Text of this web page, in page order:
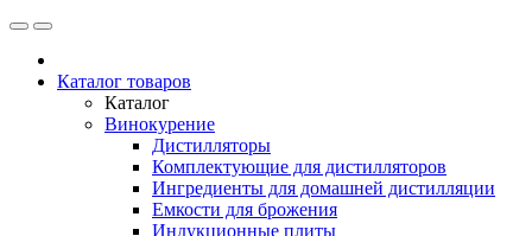
Каталог товаров
Каталог
Винокурение
Дистилляторы
Комплектующие для дистилляторов
Ингредиенты для домашней дистилляции
Емкости для брожения
Индукционные плиты